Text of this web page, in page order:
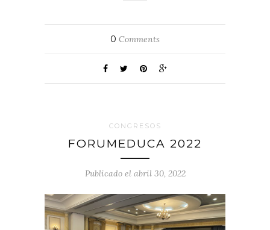
0 Comments
CONGRESOS
FORUMEDUCA 2022
Publicado el abril 30, 2022